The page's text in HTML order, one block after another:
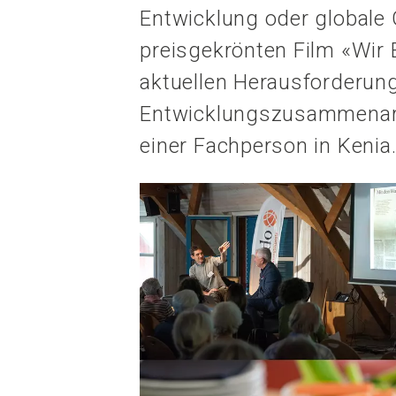
Entwicklung oder
preisgekrönten Film «Wir
aktuellen
einer Fachperson in